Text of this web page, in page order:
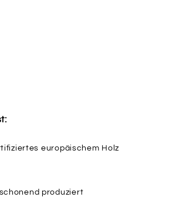
europäischem Holz
produziert